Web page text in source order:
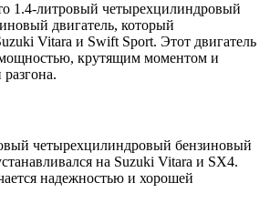
1.4-литровый четырехцилиндровый
двигатель, который
Vitara и Swift Sport. Этот двигатель
крутящим моментом и
четырехцилиндровый бензиновый
на Suzuki Vitara и SX4.
надежностью и хорошей